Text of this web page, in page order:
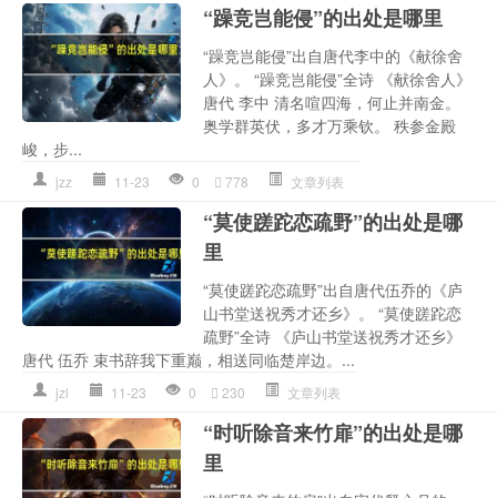
“躁竞岂能侵”的出处是哪里
“躁竞岂能侵”出自唐代李中的《献徐舍
人》。 “躁竞岂能侵”全诗 《献徐舍人》
唐代 李中 清名喧四海，何止并南金。
奥学群英伏，多才万乘钦。 秩参金殿
峻，步...
jzz 11-23 0 778 文章列表
“莫使蹉跎恋疏野”的出处是哪
里
“莫使蹉跎恋疏野”出自唐代伍乔的《庐
山书堂送祝秀才还乡》。 “莫使蹉跎恋
疏野”全诗 《庐山书堂送祝秀才还乡》
唐代 伍乔 束书辞我下重巅，相送同临楚岸边。...
jzl 11-23 0 230 文章列表
“时听除音来竹扉”的出处是哪
里